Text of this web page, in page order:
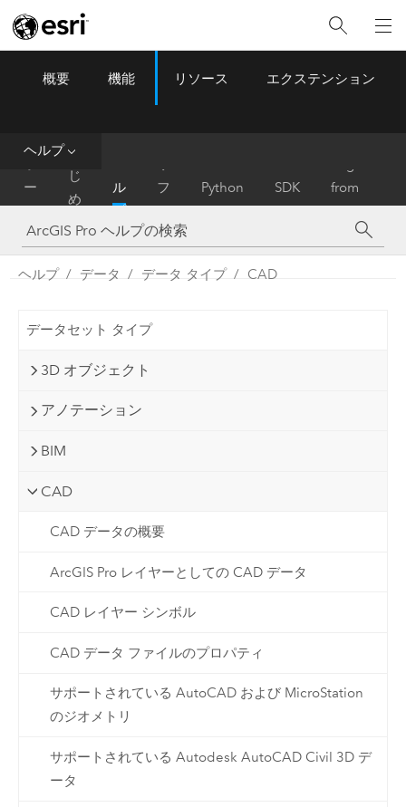
ArcGIS Pro Menu
概要 機能 リソース エクステンション
ヘルプ
ー
ム
は
じ
め
に
ル
プ
フ
ァ
レ
ン
Python SDK
from
ArcMap
ヘルプ データ データ タイプ CAD
データセット タイプ
3D オブジェクト
アノテーション
BIM
CAD
CAD データの概要
ArcGIS Pro レイヤーとしての CAD データ
CAD レイヤー シンボル
CAD データ ファイルのプロパティ
サポートされている AutoCAD および MicroStation
のジオメトリ
サポートされている Autodesk AutoCAD Civil 3D デ
ータ